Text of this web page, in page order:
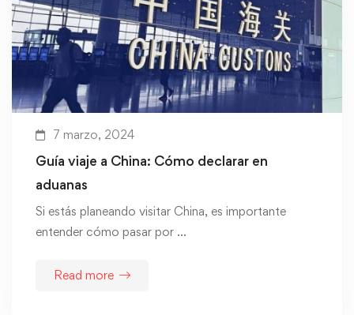
7 marzo, 2024
Guía viaje a China: Cómo declarar en
aduanas
Si estás planeando visitar China, es importante
entender cómo pasar por …
Read more